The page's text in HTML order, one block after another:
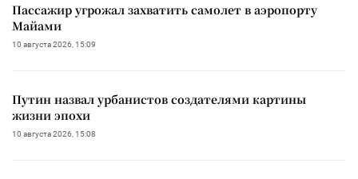
Пассажир угрожал захватить самолет в аэропорту
Майами
10 августа 2026, 15:09
Путин назвал урбанистов создателями картины
жизни эпохи
10 августа 2026, 15:08